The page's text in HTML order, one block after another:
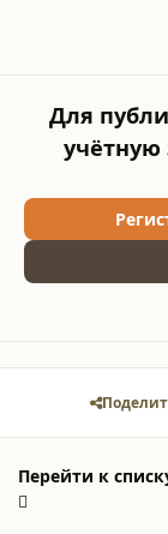
Для
учётную
Перейти к